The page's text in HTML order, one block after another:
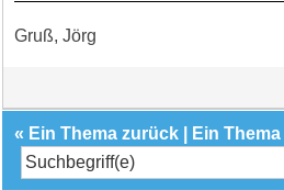
Gruß, Jörg
« Ein Thema zurück Ein